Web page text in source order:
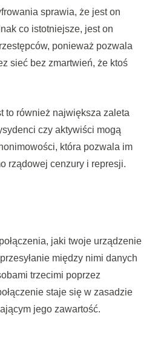
sprawia, że jest on
co istotniejsze, jest on
ponieważ pozwala
sieć bez zmartwień, że ktoś
to również największa zaleta
czy aktywiści mogą
która pozwala im
rządowej cenzury i represji.
jaki twoje urządzenie
między nimi danych
trzecimi poprzez
staje się w zasadzie
jego zawartość.